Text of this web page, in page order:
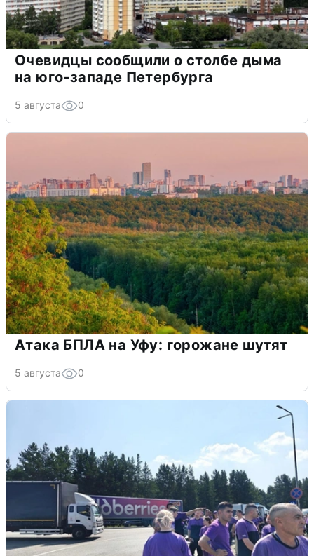
Очевидцы сообщили о столбе дыма
на юго-западе Петербурга
5 августа 0
Атака БПЛА на Уфу: горожане шутят
5 августа 0